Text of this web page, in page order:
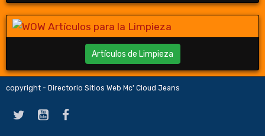
Artículos de Limpieza
copyright - Directorio Sitios Web Mc' Cloud Jeans